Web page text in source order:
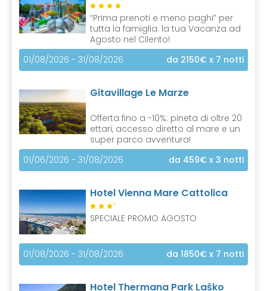
“Prima prenoti e meno paghi” per
tutta la famiglia: la tua Vacanza ad
Agosto nel Cilento!
01/08/2026 - 31/08/2026
da 2150€ x 7 notti
Gitavillage Le Marze
Offerta fino a -10%: pineta di oltre 20
ettari, accesso diretto al mare e un
super parco avventura!
01/06/2026 - 31/08/2026
da 459€ x 3 notti
Hotel Vienna Mare Cattolica
S
SPECIALE PROMO AGOSTO
01/08/2026 - 31/08/2026 da 1850€ x 7 notti
Hotel Thermana Park Laško